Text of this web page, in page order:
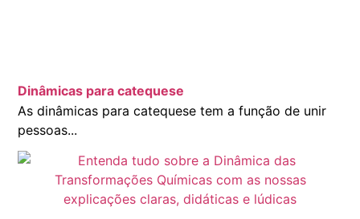
Dinâmicas para catequese
As dinâmicas para catequese tem a função de unir
pessoas...